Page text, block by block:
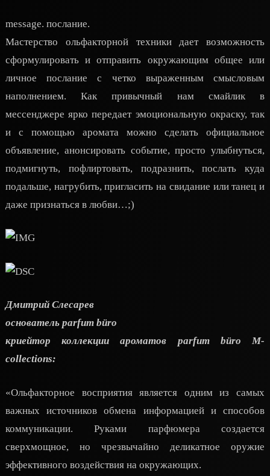
message. послание.
Мастерство ольфакторной техники дает возможность
сформулировать и отправить окружающим общее или
личное послание с четко выраженным смысловым
наполнением. Как привычный нам смайлик в
мессенджере ярко передает эмоциональную окраску, так
и с помощью аромата можно сделать официальное
объявление, анонсировать событие, просто улыбнуться,
подмигнуть, пофлиртовать, подразнить, послать куда
подальше, нагрубить, пригласить на свидание или танец и
даже признаться в любви…;)
Дмитрий Слесарев
основатель parfum büro
криейтор коллекции ароматов parfum büro M-
collections:
«Ольфакторное восприятия является одним из самых
важных источников обмена информацией и способов
коммуникации. Руками парфюмера создается
сверхмощное, но чрезвычайно деликатное оружие
эффективного воздействия на окружающих.